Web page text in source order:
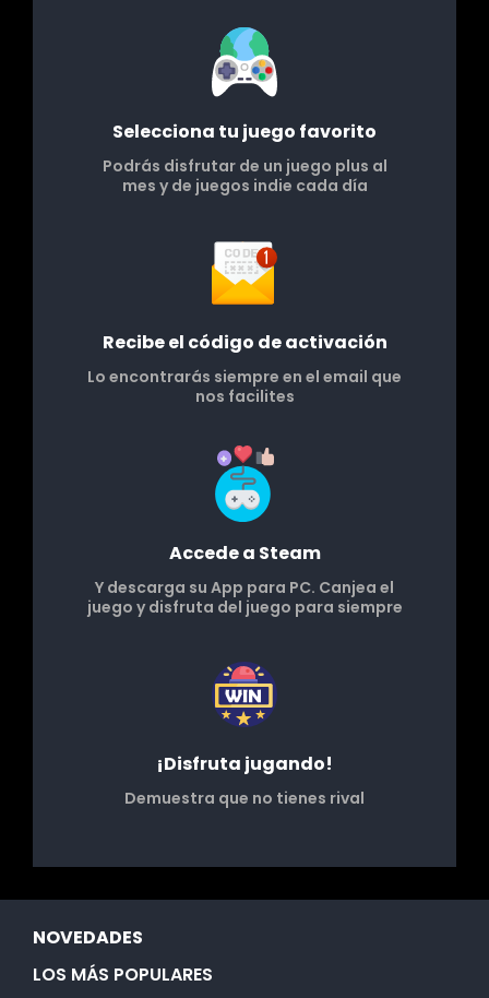
Selecciona tu juego favorito
Podrás disfrutar de un juego plus al
mes y de juegos indie cada día
Recibe el código de activación
Lo encontrarás siempre en el email que
nos facilites
Accede a Steam
Y descarga su App para PC. Canjea el
juego y disfruta del juego para siempre
¡Disfruta jugando!
Demuestra que no tienes rival
NOVEDADES
LOS MÁS POPULARES